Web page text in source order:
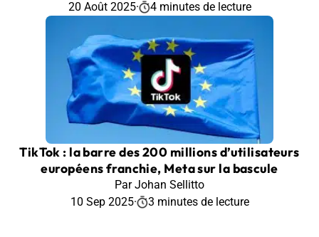
20 Août 2025· 4 minutes de lecture
TikTok : la barre des 200 millions d’utilisateurs
européens franchie, Meta sur la bascule
Par Johan Sellitto
10 Sep 2025· 3 minutes de lecture